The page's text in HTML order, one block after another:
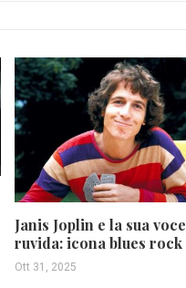
Janis Joplin e la sua voce
ruvida: icona blues rock
Ott 31, 2025